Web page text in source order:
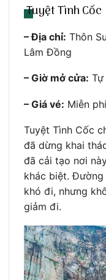
Tuyệt Tình Cốc
– Địa chỉ: Thôn
Lâm Đồng
– Giờ mở cửa:
– Giá vé: Miễn phí
Tuyệt Tình Cốc
đã dừng khai
đã cải tạo nơi
khác biệt.
khó đi, nhưng
giảm đi.